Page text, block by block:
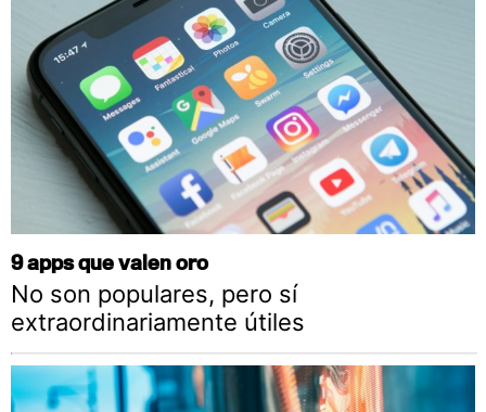
9 apps que valen oro
No son populares, pero sí
extraordinariamente útiles